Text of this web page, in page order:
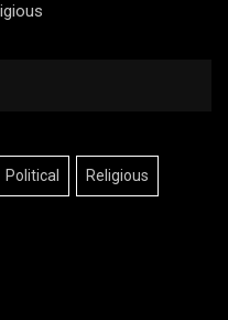
Political Religious